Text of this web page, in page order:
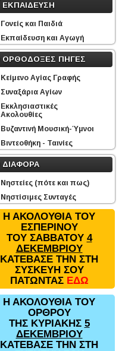
ΕΚΠΑΙΔΕΥΣΗ
Γονείς και Παιδιά
Εκπαίδευση και Αγωγή
ΟΡΘΟΔΟΞΕΣ ΠΗΓΕΣ
Κείμενο Αγίας Γραφής
Συναξάρια Αγίων
Εκκλησιαστικές
Ακολουθίες
Βυζαντινή Μουσική-Ύμνοι
Βιντεοθήκη - Ταινίες
ΔΙΑΦΟΡΑ
Νηστείες (πότε και πως)
Νηστίσιμες Συνταγές
Η ΑΚΟΛΟΥΘΙΑ ΤΟΥ
ΕΣΠΕΡΙΝΟΥ
ΤΟΥ ΣΑΒΒΑΤΟΥ 4
ΔΕΚΕΜΒΡΙΟΥ
ΚΑΤΕΒΑΣΕ ΤΗΝ ΣΤΗ
ΣΥΣΚΕΥΗ ΣΟΥ
ΠΑΤΩΝΤΑΣ ΕΔΩ
Η ΑΚΟΛΟΥΘΙΑ ΤΟΥ
ΟΡΘΡΟΥ
ΤΗΣ ΚΥΡΙΑΚΗΣ 5
ΔΕΚΕΜΒΡΙΟΥ
ΚΑΤΕΒΑΣΕ ΤΗΝ ΣΤΗ